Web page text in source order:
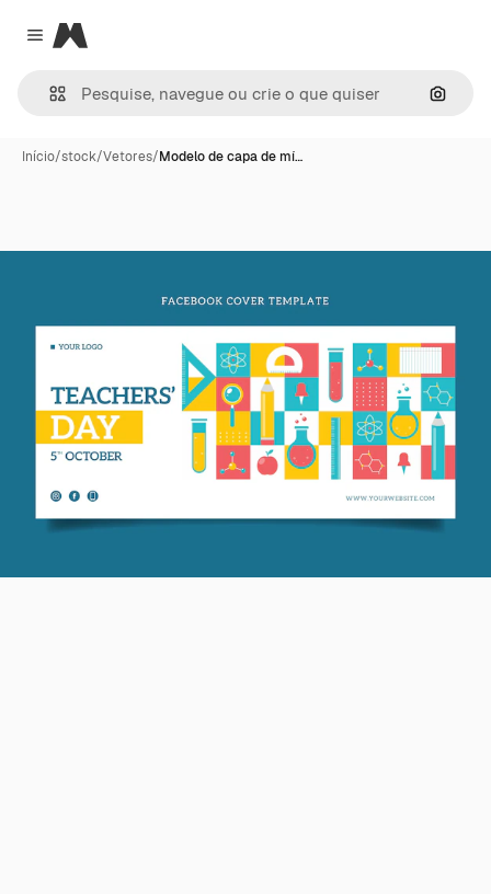
Close menu
Magnific
Início/stock/Vetores/Modelo de capa de mí…